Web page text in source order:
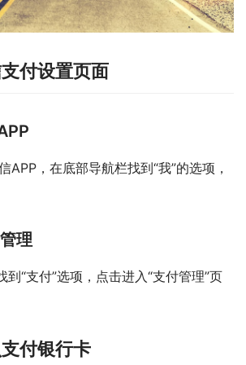
付设置页面
APP，在底部导航栏找到“我”的选项，
理
到“支付”选项，点击进入“支付管理”页
付银行卡